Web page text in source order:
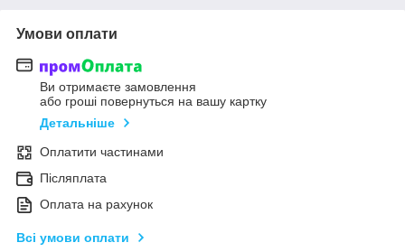
Умови оплати
Ви отримаєте замовлення
або гроші повернуться на вашу картку
Детальніше
Оплатити частинами
Післяплата
Оплата на рахунок
Всі умови оплати